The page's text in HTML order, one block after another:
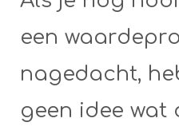
een
nagedacht,
geen idee wat